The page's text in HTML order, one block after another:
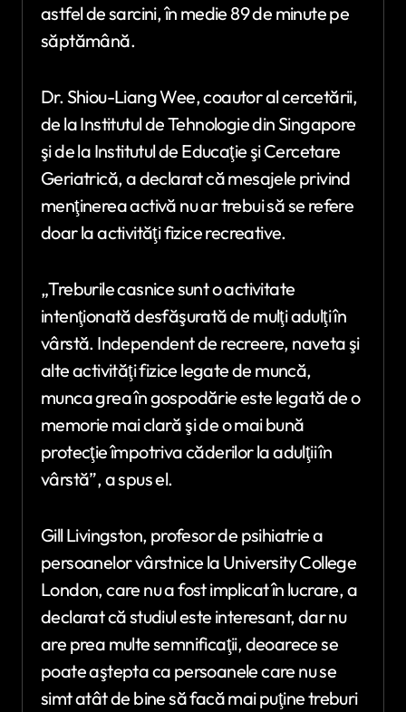
astfel de sarcini, în medie 89 de minute pe
săptămână.
Dr. Shiou-Liang Wee, coautor al cercetării,
de la Institutul de Tehnologie din Singapore
şi de la Institutul de Educaţie şi Cercetare
Geriatrică, a declarat că mesajele privind
menţinerea activă nu ar trebui să se refere
doar la activităţi fizice recreative.
„Treburile casnice sunt o activitate
intenţionată desfăşurată de mulţi adulţi în
vârstă. Independent de recreere, naveta şi
alte activităţi fizice legate de muncă,
munca grea în gospodărie este legată de o
memorie mai clară şi de o mai bună
protecţie împotriva căderilor la adulţii în
vârstă”, a spus el.
Gill Livingston, profesor de psihiatrie a
persoanelor vârstnice la University College
London, care nu a fost implicat în lucrare, a
declarat că studiul este interesant, dar nu
are prea multe semnificaţii, deoarece se
poate aştepta ca persoanele care nu se
simt atât de bine să facă mai puţine treburi